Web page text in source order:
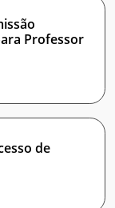
de